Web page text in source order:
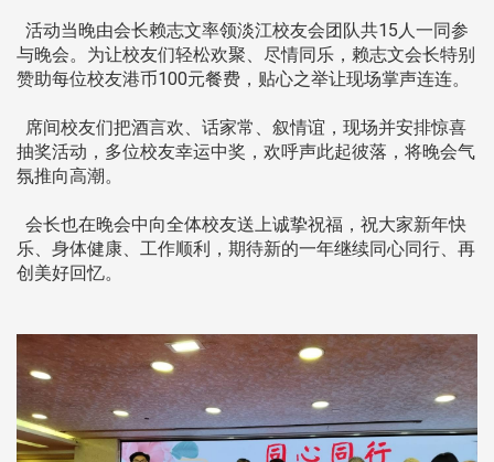
活动当晚由会长赖志文率领淡江校友会团队共15人一同参
与晚会。为让校友们轻松欢聚、尽情同乐，赖志文会长特别
赞助每位校友港币100元餐费，贴心之举让现场掌声连连。
席间校友们把酒言欢、话家常、叙情谊，现场并安排惊喜
抽奖活动，多位校友幸运中奖，欢呼声此起彼落，将晚会气
氛推向高潮。
会长也在晚会中向全体校友送上诚挚祝福，祝大家新年快
乐、身体健康、工作顺利，期待新的一年继续同心同行、再
创美好回忆。